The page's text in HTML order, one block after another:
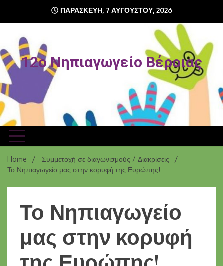
content
ΠΑΡΑΣΚΕΥΉ, 7 ΑΥΓΟΎΣΤΟΥ, 2026
12o Νηπιαγωγείο Βέροιας
Home
Συμμετοχή σε διαγωνισμούς / Διακρίσεις
Το Νηπιαγωγείο μας στην κορυφή της Ευρώπης!
Το Νηπιαγωγείο
μας στην κορυφή